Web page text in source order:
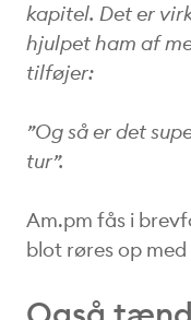
kapitel. Det er
hjulpet ham af
tilføjer:
”Og så er det
tur”.
Am.pm fås i
blot røres op